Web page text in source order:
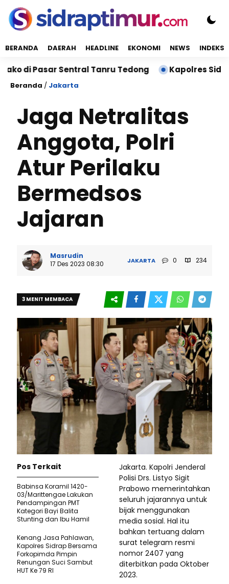
BERANDA DAERAH HEADLINE EKONOMI NEWS INDEKS
Sentral Tanru Tedong Kapolres Sidrap
Beranda / Jakarta
Jaga Netralitas
Anggota, Polri
Atur Perilaku
Bermedsos
Jajaran
Masrudin
17 Des 2023 08:30
JAKARTA 0 234
3 MENIT MEMBACA
Jakarta. Kapolri Jenderal
Polisi Drs. Listyo Sigit
Prabowo memerintahkan
seluruh jajarannya untuk
bijak menggunakan
media sosial. Hal itu
bahkan tertuang dalam
surat telegram resmi
nomor 2407 yang
diterbitkan pada Oktober
2023.
Pos Terkait
Babinsa Koramil 1420-
03/Marittengae Lakukan
Pendampingan PMT
Kategori Bayi Balita
Stunting dan Ibu Hamil
Kenang Jasa Pahlawan,
Kapolres Sidrap Bersama
Forkopimda Pimpin
Renungan Suci Sambut
HUT Ke 79 RI